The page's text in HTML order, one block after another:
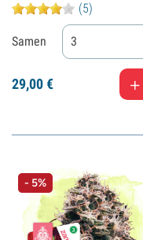
(5)
Samen 3
29,00€
- 5%